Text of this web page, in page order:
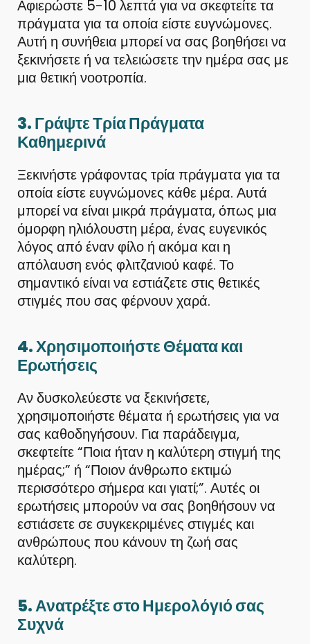
Αφιερώστε 5-10 λεπτά για να σκεφτείτε τα
πράγματα για τα οποία είστε ευγνώμονες.
Αυτή η συνήθεια μπορεί να σας βοηθήσει να
ξεκινήσετε ή να τελειώσετε την ημέρα σας με
μια θετική νοοτροπία.
3. Γράψτε Τρία Πράγματα
Καθημερινά
Ξεκινήστε γράφοντας τρία πράγματα για τα
οποία είστε ευγνώμονες κάθε μέρα. Αυτά
μπορεί να είναι μικρά πράγματα, όπως μια
όμορφη ηλιόλουστη μέρα, ένας ευγενικός
λόγος από έναν φίλο ή ακόμα και η
απόλαυση ενός φλιτζανιού καφέ. Το
σημαντικό είναι να εστιάζετε στις θετικές
στιγμές που σας φέρνουν χαρά.
4. Χρησιμοποιήστε Θέματα και
Ερωτήσεις
Αν δυσκολεύεστε να ξεκινήσετε,
χρησιμοποιήστε θέματα ή ερωτήσεις για να
σας καθοδηγήσουν. Για παράδειγμα,
σκεφτείτε “Ποια ήταν η καλύτερη στιγμή της
ημέρας;” ή “Ποιον άνθρωπο εκτιμώ
περισσότερο σήμερα και γιατί;”. Αυτές οι
ερωτήσεις μπορούν να σας βοηθήσουν να
εστιάσετε σε συγκεκριμένες στιγμές και
ανθρώπους που κάνουν τη ζωή σας
καλύτερη.
5. Ανατρέξτε στο Ημερολόγιό σας
Συχνά